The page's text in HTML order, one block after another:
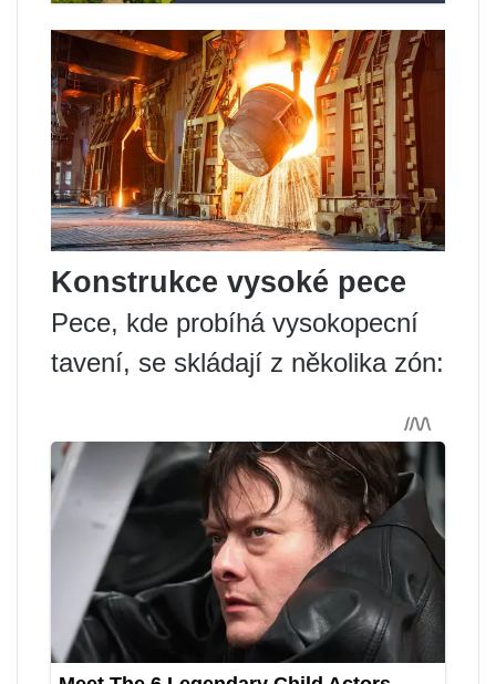
Konstrukce vysoké pece
Pece, kde probíhá vysokopecní
tavení, se skládají z několika zón: